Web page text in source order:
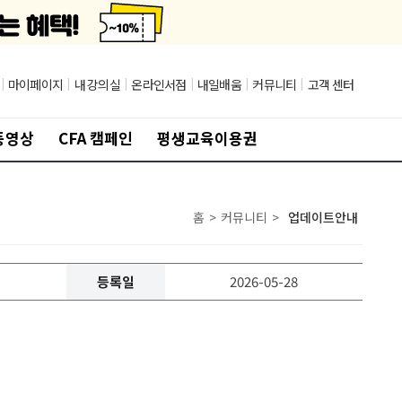
| 마이페이지 | 내 강의실 | 온라인서점 | 내일배움 | 커뮤니티 | 고객 센터
영상 CFA 캠페인 평생교육이용권
홈 > 커뮤니티 > 업데이트안내
등록일 2026-05-28